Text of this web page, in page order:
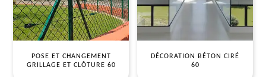
POSE ET CHANGEMENT
GRILLAGE ET CLÔTURE 60
DÉCORATION BÉTON CIRÉ
60